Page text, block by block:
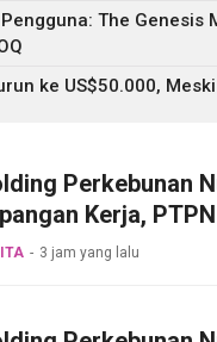
The Genesis
ke US$50.000,
Perkebunan
Kerja,
Tembakau
3 jam yang lalu